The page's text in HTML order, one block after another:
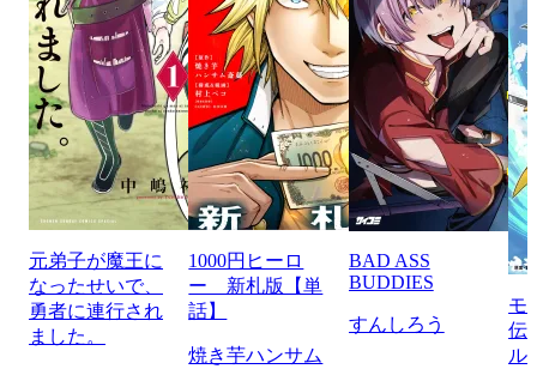
元弟子が魔王に
なったせいで、
勇者に連行され
ました。
1000円ヒーロ
ー 新札版【単
話】
焼き芋ハンサム
BAD ASS
BUDDIES
すんしろう
モ
伝
ル